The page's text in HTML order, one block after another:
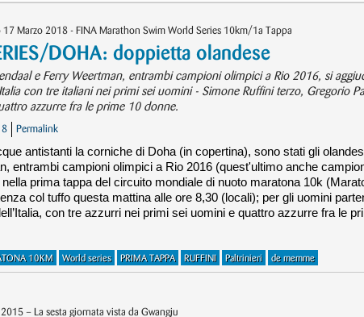
17 Marzo 2018 - FINA Marathon Swim World Series 10km/1a Tappa
DOHA: doppietta olandese
e Ferry Weertman, entrambi campioni olimpici a Rio 2016, si
con tre italiani nei primi sei uomini - Simone Ruffini terzo, Gregorio
azzurre fra le prime 10 donne.
Permalink
antistanti la corniche di Doha (in copertina), sono stati gli
entrambi campioni olimpici a Rio 2016 (quest'ultimo anche
prima tappa del circuito mondiale di nuoto maratona 10k
col tuffo questa mattina alle ore 8,30 (locali); per gli uomini
con tre azzurri nei primi sei uomini e quattro azzurre fra le
10KM World series PRIMA TAPPA RUFFINI Paltrinieri de memme
– La sesta giornata vista da Gwangju